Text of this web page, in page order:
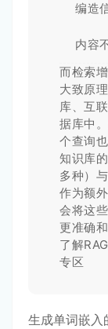
编造
内容
而检索
大致原
库、互
据库中
个查询
知识库
多种）
作为额
会将这
更准确
了解
专区
生成单词嵌入